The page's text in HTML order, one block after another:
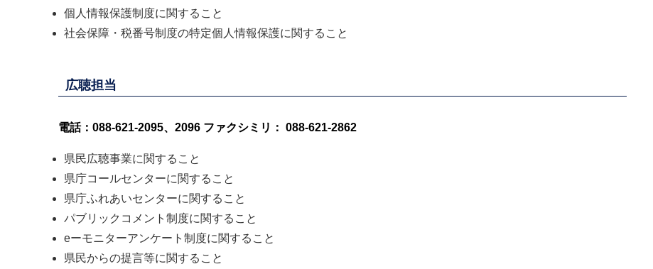
個人情報保護制度に関すること
社会保障・税番号制度の特定個人情報保護に関すること
広聴担当
電話：088-621-2095、2096 ファクシミリ： 088-621-2862
県民広聴事業に関すること
県庁コールセンターに関すること
県庁ふれあいセンターに関すること
パブリックコメント制度に関すること
eーモニターアンケート制度に関すること
県民からの提言等に関すること